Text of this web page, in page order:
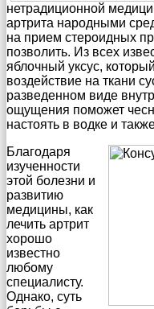
нетрадиционной
артрита народными
на прием стероидных
позволить. Из всех
яблочный уксус,
воздействие на ткани
разведенном виде
ощущения поможет
настоять в водке и
Благодаря
изученности
этой болезни и
развитию
медицины, как
лечить артрит
хорошо
известно
любому
специалисту.
Однако, суть